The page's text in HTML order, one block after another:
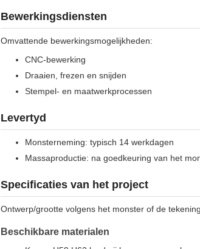
Bewerkingsdiensten
Omvattende bewerkingsmogelijkheden:
CNC-bewerking
Draaien, frezen en snijden
Stempel- en maatwerkprocessen
Levertyd
Monsterneming: typisch 14 werkdagen
Massaproductie: na goedkeuring van het
Specificaties van het project
Ontwerp/grootte volgens het monster of de
Beschikbare materialen